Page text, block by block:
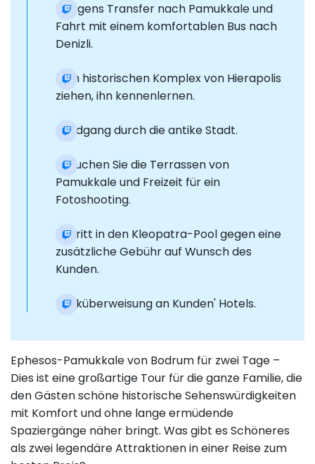
Morgens Transfer nach Pamukkale und
Fahrt mit einem komfortablen Bus nach
Denizli.
Zum historischen Komplex von Hierapolis
ziehen, ihn kennenlernen.
Rundgang durch die antike Stadt.
Besuchen Sie die Terrassen von
Pamukkale und Freizeit für ein
Fotoshooting.
Eintritt in den Kleopatra-Pool gegen eine
zusätzliche Gebühr auf Wunsch des
Kunden.
Rücküberweisung an Kunden' Hotels.
Ephesos-Pamukkale von Bodrum für zwei Tage –
Dies ist eine großartige Tour für die ganze Familie, die
den Gästen schöne historische Sehenswürdigkeiten
mit Komfort und ohne lange ermüdende
Spaziergänge näher bringt. Was gibt es Schöneres
als zwei legendäre Attraktionen in einer Reise zum